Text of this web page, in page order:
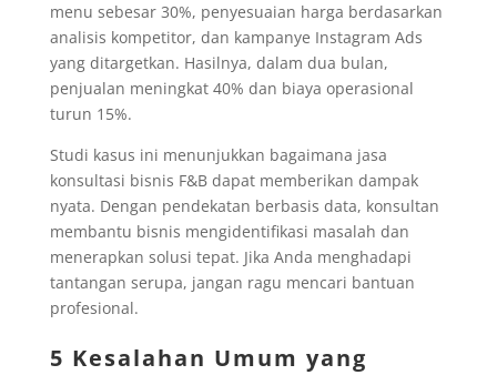
menu sebesar 30%, penyesuaian harga berdasarkan
analisis kompetitor, dan kampanye Instagram Ads
yang ditargetkan. Hasilnya, dalam dua bulan,
penjualan meningkat 40% dan biaya operasional
turun 15%.
Studi kasus ini menunjukkan bagaimana jasa
konsultasi bisnis F&B dapat memberikan dampak
nyata. Dengan pendekatan berbasis data, konsultan
membantu bisnis mengidentifikasi masalah dan
menerapkan solusi tepat. Jika Anda menghadapi
tantangan serupa, jangan ragu mencari bantuan
profesional.
5 Kesalahan Umum yang